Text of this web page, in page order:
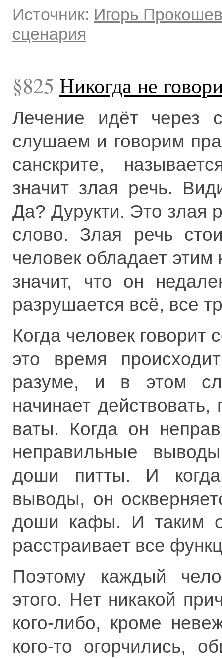
Источник: Игорь Прокошев
сценария
825 Никогда не
Лечение идёт через
слушаем и говорим
санскрите,
значит злая речь.
Да? Дурукти. Это злая
слово. Злая речь
человек обладает этим
значит, что он
разрушается всё, все
Когда человек говорит
это время
разуме, и в этом
начинает
ваты. Когда он
неправильные
доши питты. И
выводы, он
доши кафы. И таким
расстраивает все
Поэтому каждый
этого. Нет никакой
кого-либо, кроме
кого-то огорчились,